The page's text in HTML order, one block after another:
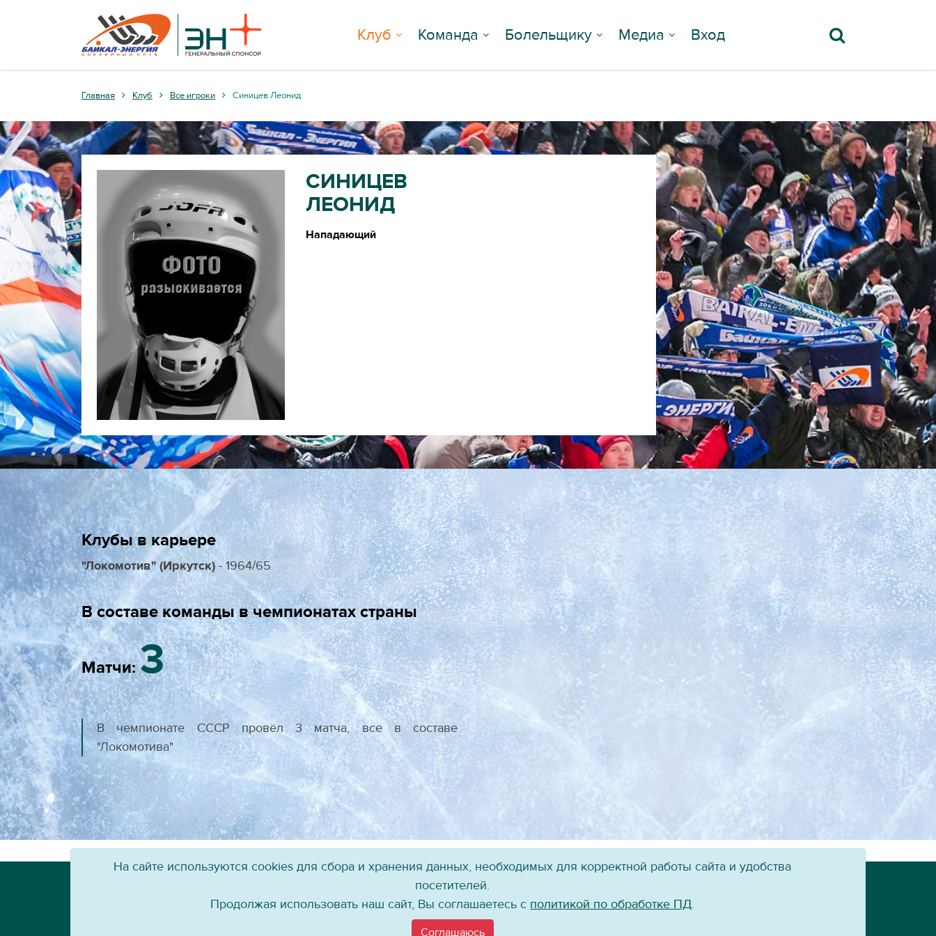
Клуб Команда Болельщику Медиа Вход
Главная Клуб Все игроки Синицев Леонид
СИНИЦЕВ
ЛЕОНИД
Нападающий
Клубы в карьере
"Локомотив" (Иркутск)- 1964/65
В составе команды в чемпионатах страны
Матчи:3
В чемпионате СССР провёл 3 матча, все в составе
"Локомотива"
Присоединяйтесь к нам!
Хоккейный клуб «Байкал-Энергия», 2004–
Перепечатка, повторное воспроизведение материалов сайта в каком бы то ни было виде без ссылки на официальный сайт ХК «Байкал-Энергия» не допускается.
На сайте используются cookies для сбора и хранения данных, необходимых для корректной работы сайта и удобства
посетителей.
Продолжая использовать наш сайт, Вы соглашаетесь с политикой по обработке ПД.
Соглашаюсь